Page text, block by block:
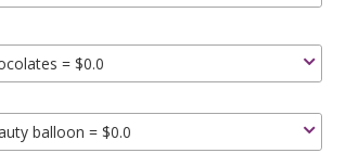
= $0.0
balloon = $0.0